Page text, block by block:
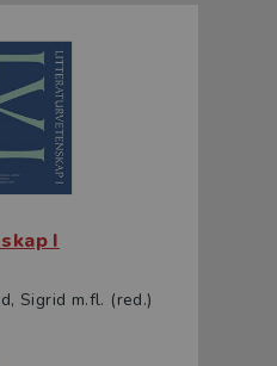
I
Sigrid m.fl. (red.)